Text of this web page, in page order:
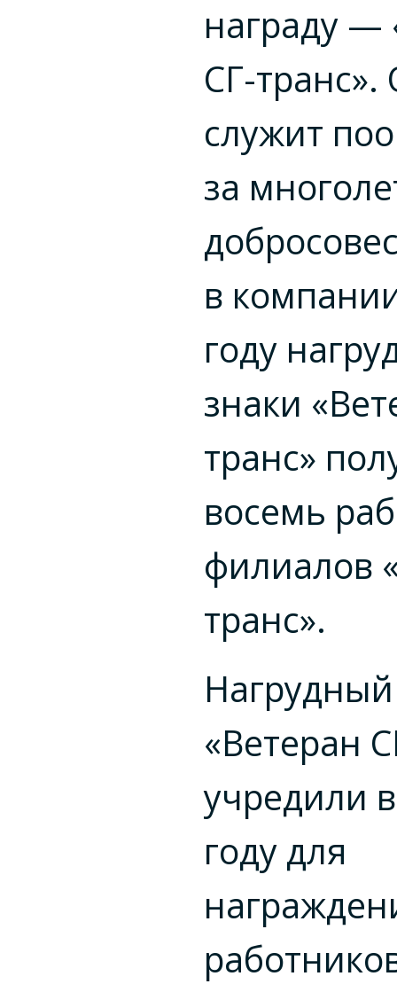
награду —
СГ-транс».
служит
за
в
году
знаки
транс»
восемь
филиалов
транс».
«Ветеран
учредили
году для